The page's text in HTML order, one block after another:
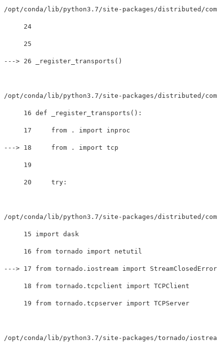
/opt/conda/lib/python3.7/site-packages/distributed/
     24
---> 26 _register_transports ()
/opt/conda/lib/python3.7/site-packages/distributed/
     16 def _register_transports
() :
     17     from
.
---> 18     from . import tcp
     19
     20     try:
/opt/conda/lib/python3.7/site-packages/distributed/
     15 import dask
---> 17 from tornado.iostream import StreamClosedError
     18 from tornado.tcpclient import TCPClient
     19 from tornado.tcpserver import TCPServer
/opt/conda/lib/python3.7/site-packages/tornado/